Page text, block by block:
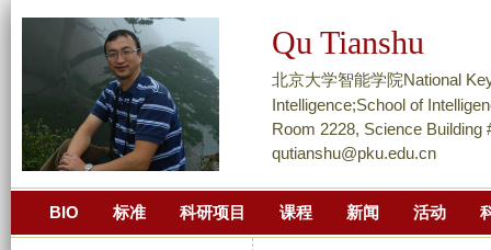
到
页
面
主
内
Qu Tianshu
北京大学智能学院National
Intelligence;School of
Room 2228, Science Building
qutianshu@pku.edu.cn
BIO 标准 科研项目 课程 新闻 活动